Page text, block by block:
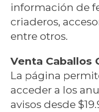
información de
criaderos,
entre otros.
Venta Caballos
La página
acceder a los
avisos desde